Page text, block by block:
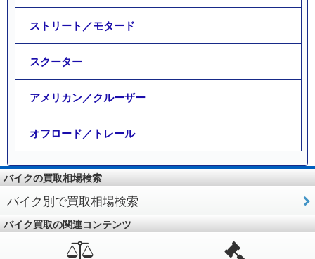
ストリート／モタード
スクーター
アメリカン／クルーザー
オフロード／トレール
バイクの買取相場検索
バイク別で買取相場検索
バイク買取の関連コンテンツ